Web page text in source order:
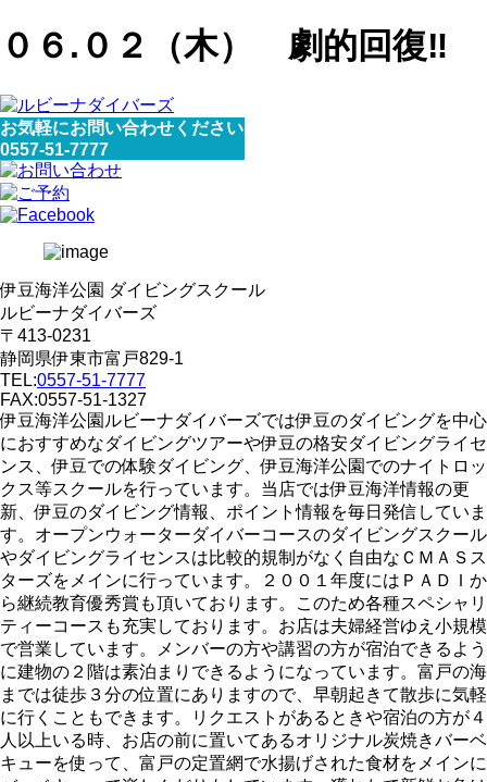
０６.０２（木） 劇的回復‼
お気軽にお問い合わせください
0557-51-7777
伊豆海洋公園 ダイビングスクール
ルビーナダイバーズ
〒413-0231
静岡県伊東市富戸829-1
TEL:0557-51-7777
FAX:0557-51-1327
伊豆海洋公園ルビーナダイバーズでは伊豆のダイビングを中心
におすすめなダイビングツアーや伊豆の格安ダイビングライセ
ンス、伊豆での体験ダイビング、伊豆海洋公園でのナイトロッ
クス等スクールを行っています。当店では伊豆海洋情報の更
新、伊豆のダイビング情報、ポイント情報を毎日発信していま
す。オープンウォーターダイバーコースのダイビングスクール
やダイビングライセンスは比較的規制がなく自由なＣＭＡＳス
ターズをメインに行っています。２００１年度にはＰＡＤＩか
ら継続教育優秀賞も頂いております。このため各種スペシャリ
ティーコースも充実しております。お店は夫婦経営ゆえ小規模
で営業しています。メンバーの方や講習の方が宿泊できるよう
に建物の２階は素泊まりできるようになっています。富戸の海
までは徒歩３分の位置にありますので、早朝起きて散歩に気軽
に行くこともできます。リクエストがあるときや宿泊の方が４
人以上いる時、お店の前に置いてあるオリジナル炭焼きバーベ
キューを使って、富戸の定置網で水揚げされた食材をメインに